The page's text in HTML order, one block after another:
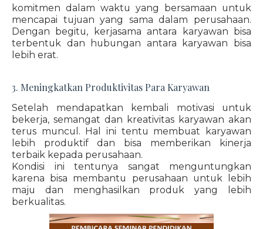
komitmen dalam waktu yang bersamaan untuk
mencapai tujuan yang sama dalam perusahaan.
Dengan begitu, kerjasama antara karyawan bisa
terbentuk dan hubungan antara karyawan bisa
lebih erat.
3. Meningkatkan Produktivitas Para Karyawan
Setelah mendapatkan kembali motivasi untuk
bekerja, semangat dan kreativitas karyawan akan
terus muncul. Hal ini tentu membuat karyawan
lebih produktif dan bisa memberikan kinerja
terbaik kepada perusahaan.
Kondisi ini tentunya sangat menguntungkan
karena bisa membantu perusahaan untuk lebih
maju dan menghasilkan produk yang lebih
berkualitas.